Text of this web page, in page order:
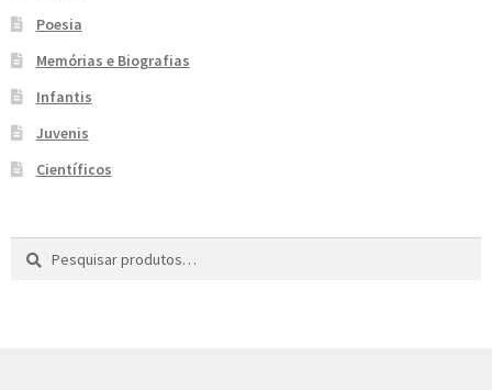
Poesia
Memórias e Biografias
Infantis
Juvenis
Científicos
Pesquisar